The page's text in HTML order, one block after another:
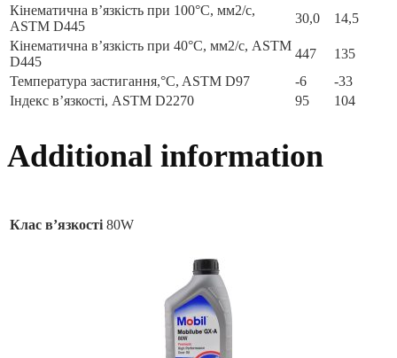
Кінематична в’язкість при 100°C, мм2/с,
ASTM D445
30,0
14,5
Кінематична в’язкість при 40°C, мм2/с, ASTM
D445
447
135
Температура застигання,°C, ASTM D97
-6
-33
Індекс в’язкості, ASTM D2270
95 104
Additional information
Клас в’язкості 80W